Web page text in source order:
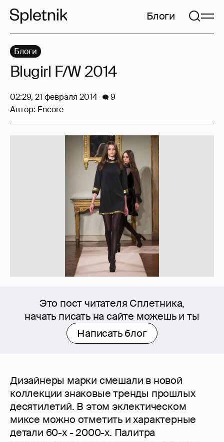
Блоги
Это пост читателя Сплетника,
начать писать на сайте можешь и ты
Написать блог
Дизайнеры марки смешали в новой
коллекции знаковые тренды прошлых
десятилетий. В этом эклектическом
миксе можно отметить и характерные
детали 60-х - 2000-х. Палитра
Блоги
Blugirl F/W 2014
02:29, 21 февраля 2014
9
Автор: Encore